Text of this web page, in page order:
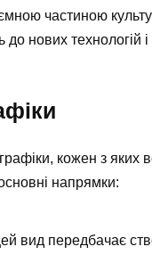
частиною
нових технологій і
графіки, кожен з
напрямки:
вид передбачає